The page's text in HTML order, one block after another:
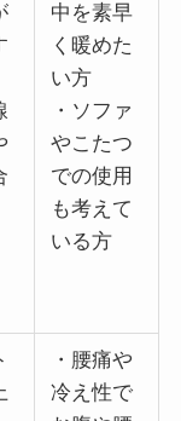
中を素早
く暖めた
い方
・ソファ
やこたつ
での使用
も考えて
いる方
・腰痛や
冷え性で